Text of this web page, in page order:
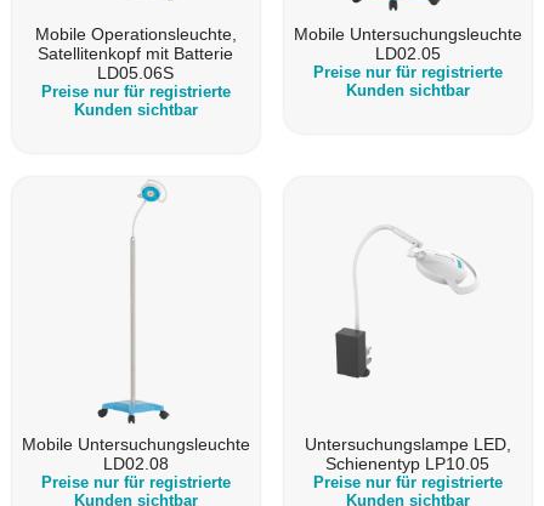
Mobile Operationsleuchte,
Satellitenkopf mit Batterie
LD05.06S
Preise nur für registrierte
Kunden sichtbar
Mobile Untersuchungsleuchte
LD02.05
Preise nur für registrierte
Kunden sichtbar
Mobile Untersuchungsleuchte
LD02.08
Preise nur für registrierte
Kunden sichtbar
Untersuchungslampe LED,
Schienentyp LP10.05
Preise nur für registrierte
Kunden sichtbar